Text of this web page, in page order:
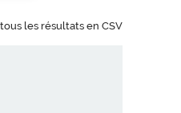
les résultats en CSV